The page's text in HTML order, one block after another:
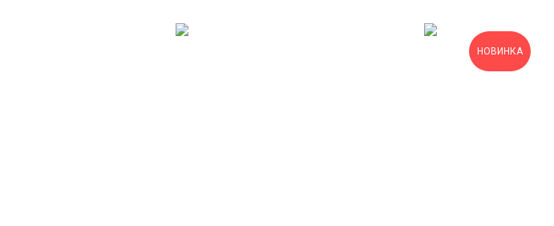
НОВИНКА